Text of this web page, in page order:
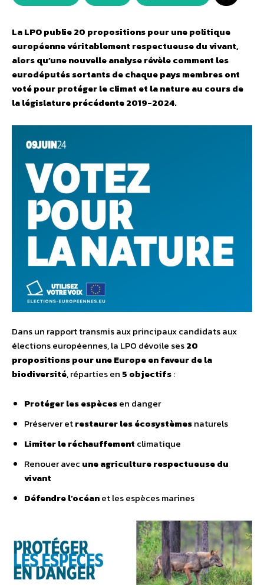
La LPO publie 20 propositions pour une politique
européenne véritablement respectueuse du vivant,
alors qu’une nouvelle analyse révèle comment les
eurodéputés sortants de chaque pays membres ont
voté pour protéger le climat et la nature au cours de
la législature précédente 2019-2024.
Dans un rapport transmis aux principaux candidats aux
élections européennes, la LPO dévoile ses20
propositions pour une Europe en faveur de la
biodiversité, réparties en 5 objectifs:
Protéger les espècesen danger
Préserver etrestaurer les écosystèmesnaturels
Limiter le réchauffement climatique
Renouer avec une agriculture respectueuse du
vivant
Défendre l’océanet les espèces marines